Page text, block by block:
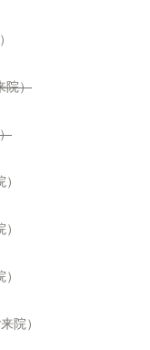
院）
院）